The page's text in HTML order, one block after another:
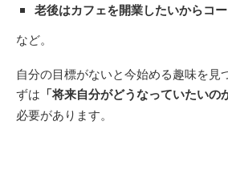
老後はカフェを開業したいからコ
など。
自分の目標がないと今始める趣味を見
ずは 「将来自分がどうなっていたいの
必要があります。